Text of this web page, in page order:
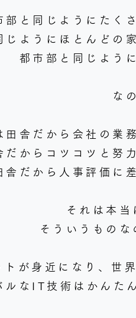
部と同じようにたく
じようにほとんどの
都市部と同じよう
な
田舎だから会社の業
だからコツコツと努
舎だから人事評価に
それは本当
そういうものな
トが身近になり、世
ルなIT技術はかんた